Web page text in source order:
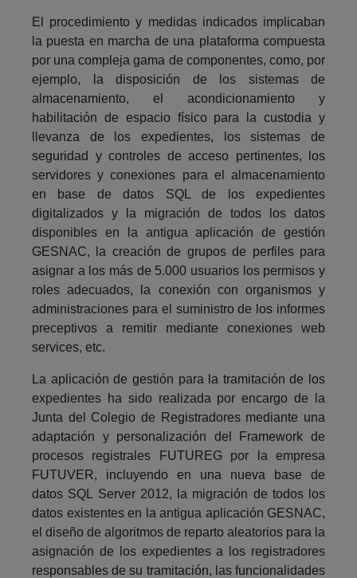
El procedimiento y medidas indicados implicaban
la puesta en marcha de una plataforma compuesta
por una compleja gama de componentes, como, por
ejemplo, la disposición de los sistemas de
almacenamiento, el acondicionamiento y
habilitación de espacio físico para la custodia y
llevanza de los expedientes, los sistemas de
seguridad y controles de acceso pertinentes, los
servidores y conexiones para el almacenamiento
en base de datos SQL de los expedientes
digitalizados y la migración de todos los datos
disponibles en la antigua aplicación de gestión
GESNAC, la creación de grupos de perfiles para
asignar a los más de 5.000 usuarios los permisos y
roles adecuados, la conexión con organismos y
administraciones para el suministro de los informes
preceptivos a remitir mediante conexiones web
services, etc.
La aplicación de gestión para la tramitación de los
expedientes ha sido realizada por encargo de la
Junta del Colegio de Registradores mediante una
adaptación y personalización del Framework de
procesos registrales FUTUREG por la empresa
FUTUVER, incluyendo en una nueva base de
datos SQL Server 2012, la migración de todos los
datos existentes en la antigua aplicación GESNAC,
el diseño de algoritmos de reparto aleatorios para la
asignación de los expedientes a los registradores
responsables de su tramitación, las funcionalidades